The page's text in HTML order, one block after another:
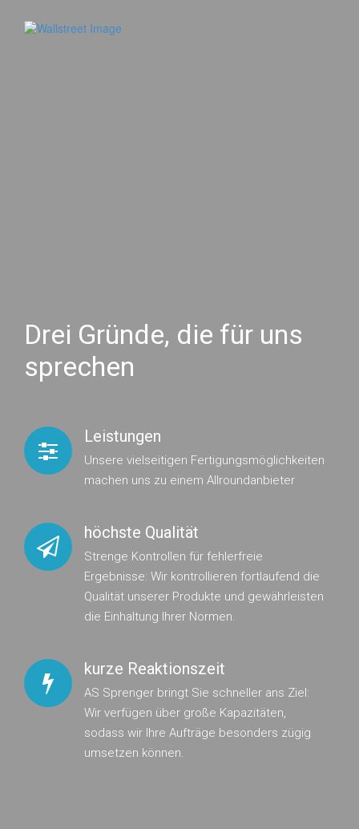
Drei Gründe, die für uns
sprechen
Leistungen
Unsere vielseitigen Fertigungsmöglichkeiten
machen uns zu einem Allroundanbieter
höchste Qualität
Strenge Kontrollen für fehlerfreie
Ergebnisse: Wir kontrollieren fortlaufend die
Qualität unserer Produkte und gewährleisten
die Einhaltung Ihrer Normen.
kurze Reaktionszeit
AS Sprenger bringt Sie schneller ans Ziel:
Wir verfügen über große Kapazitäten,
sodass wir Ihre Aufträge besonders zügig
umsetzen können.